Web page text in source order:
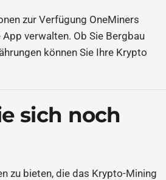
zur Verfügung OneMiners
verwalten. Ob Sie Bergbau
können Sie Ihre Krypto
sich noch
zu bieten, die das Krypto-Mining